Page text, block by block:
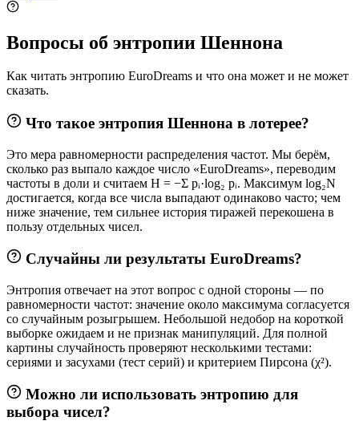
Вопросы об энтропии Шеннона
Как читать энтропию EuroDreams и что она может и не может
сказать.
Что такое энтропия Шеннона в лотерее?
Это мера равномерности распределения частот. Мы берём,
сколько раз выпало каждое число «EuroDreams», переводим
частоты в доли и считаем H = −Σ pᵢ·log₂ pᵢ. Максимум log₂N
достигается, когда все числа выпадают одинаково часто; чем
ниже значение, тем сильнее история тиражей перекошена в
пользу отдельных чисел.
Случайны ли результаты EuroDreams?
Энтропия отвечает на этот вопрос с одной стороны — по
равномерности частот: значение около максимума согласуется
со случайным розыгрышем. Небольшой недобор на короткой
выборке ожидаем и не признак манипуляций. Для полной
картины случайность проверяют несколькими тестами:
сериями и засухами (тест серий) и критерием Пирсона (χ²).
Можно ли использовать энтропию для
выбора чисел?